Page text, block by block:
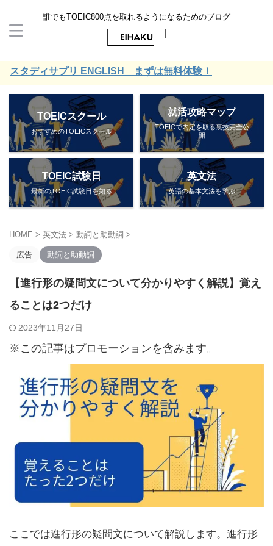
誰でもTOEIC800点を取れるようになるためのブログ
ディサプリ ENGLISH まずは無料体験！
TOEICスクール
おすすめのTOEICスクール
就活攻略マップ
TOEICで内定を取る裏技完全公
開
TOEIC試験日
最新のTOEIC試験日を知る
英文法
英語の基本文法を学ぶ
HOME > 英文法 > 動詞と助動詞 >
広告 動詞と助動詞
【進行形の疑問文について分かりやすく解説】覚え
ることは2つだけ
2023年11月27日
※この記事はプロモーションを含みます。
ここでは進行形の疑問文について解説します。進行形